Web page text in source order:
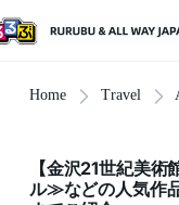
Home Travel
【金沢21世紀美
ル≫などの人気作